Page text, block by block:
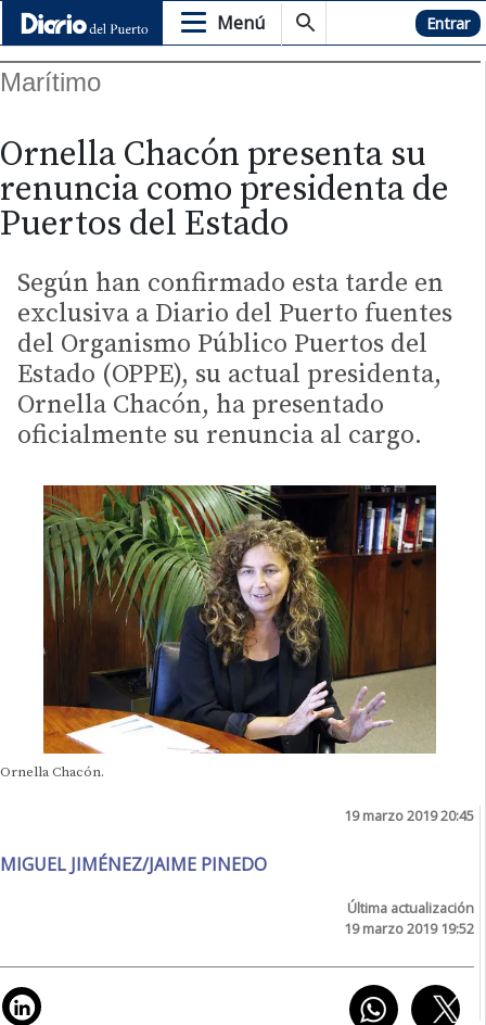
Menú Hemeroteca Entrar
Marítimo
Ornella Chacón presenta su
renuncia como presidenta de
Puertos del Estado
Según han confirmado esta tarde en
exclusiva a Diario del Puerto fuentes
del Organismo Público Puertos del
Estado (OPPE), su actual presidenta,
Ornella Chacón, ha presentado
oficialmente su renuncia al cargo.
Ornella Chacón.
19 marzo 2019 20:45
MIGUEL JIMÉNEZ/JAIME PINEDO
Última actualización
19 marzo 2019 19:52